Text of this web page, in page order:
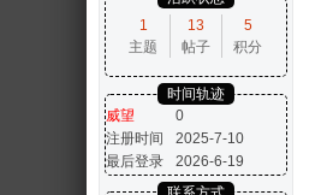
1
主题
13
帖子
5
积分
时间轨迹
威望
0
注册时间
2025-7-10
最后登录
2026-6-19